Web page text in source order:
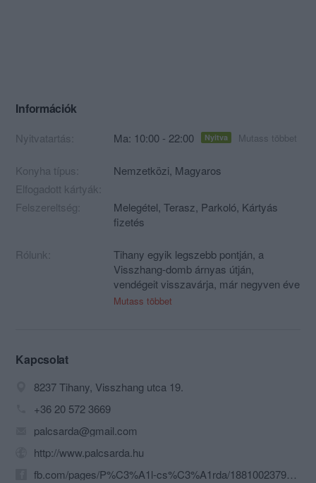
Információk
Nyitvatartás: Ma: 10:00 - 22:00 Nyitva Mutass többet
Konyha típus: Nemzetközi, Magyaros
Elfogadott kártyák:
Felszereltség:
Melegétel, Terasz, Parkoló, Kártyás
fizetés
Rólunk:
Tihany egyik legszebb pontján, a
Visszhang-domb árnyas útján,
vendégeit visszavárja, már negyven éve
a Pál Csárda.
Mutass többet
Kapcsolat
8237 Tihany, Visszhang utca 19.
+36 20 572 3669
palcsarda@gmail.com
http://www.palcsarda.hu
fb.com/pages/P%C3%A1l-cs%C3%A1rda/188100237907029